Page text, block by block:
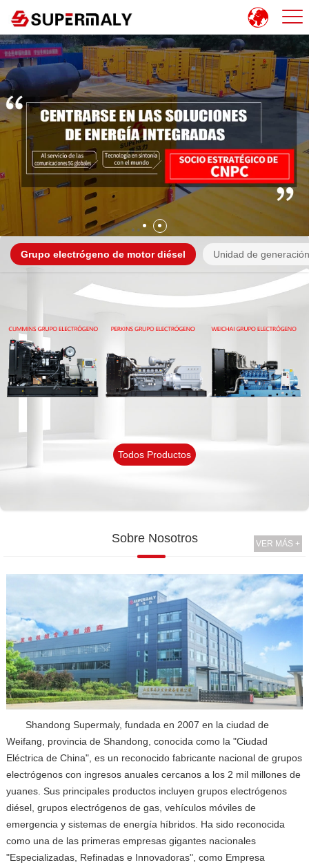
Grupo electrógeno de motor diésel Unidad de
Todos Productos
Sobre Nosotros VER MÁS +
Shandong Supermaly, fundada en 2007 en la ciudad de
Weifang, provincia de Shandong, conocida como la "Ciudad
Eléctrica de China", es un reconocido fabricante nacional de grupos
electrógenos con ingresos anuales cercanos a los 2 mil millones de
yuanes. Sus principales productos incluyen grupos electrógenos
diésel, grupos electrógenos de gas, vehículos móviles de
emergencia y sistemas de energía híbridos. Ha sido reconocida
como una de las primeras empresas gigantes nacionales
"Especializadas, Refinadas e Innovadoras", como Empresa